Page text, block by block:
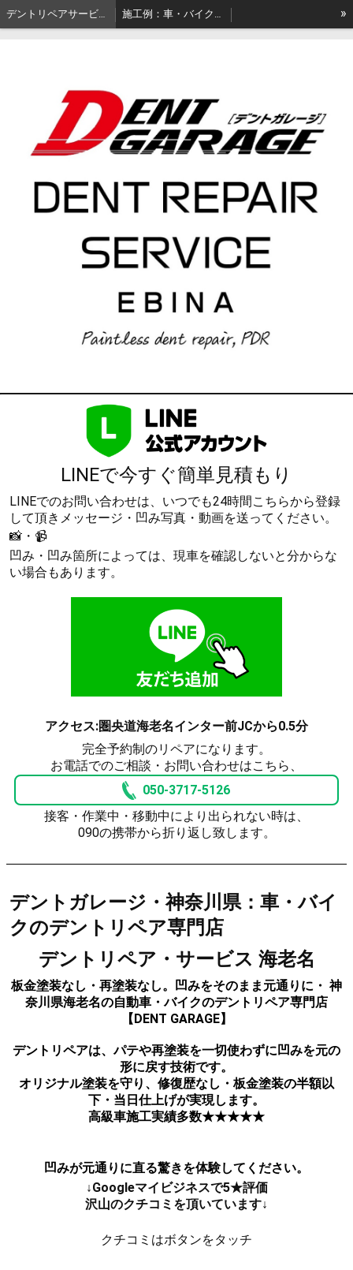
デントリペアサービス海老名｜神奈川県海老名市丨車・バイクへこみ修理専門店 施工例：車・バイク凹み修理・デントリペ海老名 厚木 綾瀬 座間 神奈川県央エリア
デントリペアツール・デントリペアDIY・デントリペア独学・板金工具 海老名・厚木・神奈川県
»
LINEで今すぐ簡単見積もり
LINEでのお問い合わせは、いつでも24時間こちらから登録
して頂きメッセージ・凹み写真・動画を送ってください。
📸・📹
凹み・凹み箇所によっては、現車を確認しないと分からな
い場合もあります。
アクセス:圏央道海老名インター前JCから0.5分
完全予約制のリペアになります。
お電話でのご相談・お問い合わせはこちら、
050-3717-5126
接客・作業中・移動中により出られない時は、
090の携帯から折り返し致します。
デントガレージ・神奈川県：車・バイ
クのデントリペア専門店
デントリペア・サービス 海老名
板金塗装なし・再塗装なし。凹みをそのまま元通りに・ 神
奈川県海老名の自動車・バイクのデントリペア専門店
【DENT GARAGE】
デントリペアは、パテや再塗装を一切使わずに凹みを元の
形に戻す技術です。
オリジナル塗装を守り、修復歴なし・板金塗装の半額以
下・当日仕上げが実現します。
高級車施工実績多数★★★★★
凹みが元通りに直る驚きを体験してください。
↓Googleマイビジネスで5★評価
沢山のクチコミを頂いています↓
クチコミはボタンをタッチ